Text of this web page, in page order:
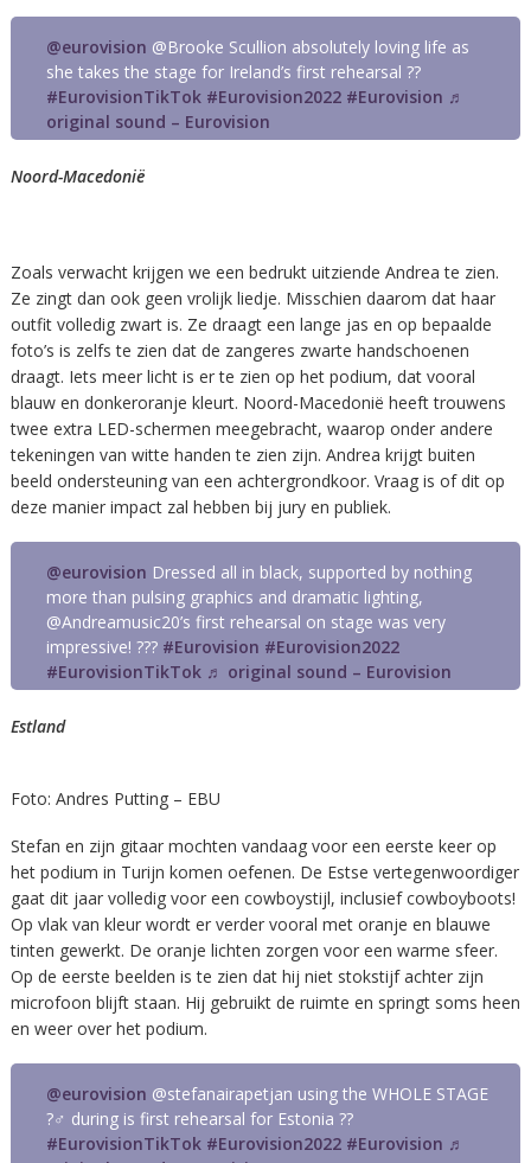
@eurovision @Brooke Scullion absolutely loving life as
she takes the stage for Ireland’s first rehearsal ??
#EurovisionTikTok #Eurovision2022 #Eurovision ♬
original sound – Eurovision
Noord-Macedonië
Zoals verwacht krijgen we een bedrukt uitziende Andrea te zien.
Ze zingt dan ook geen vrolijk liedje. Misschien daarom dat haar
outfit volledig zwart is. Ze draagt een lange jas en op bepaalde
foto’s is zelfs te zien dat de zangeres zwarte handschoenen
draagt. Iets meer licht is er te zien op het podium, dat vooral
blauw en donkeroranje kleurt. Noord-Macedonië heeft trouwens
twee extra LED-schermen meegebracht, waarop onder andere
tekeningen van witte handen te zien zijn. Andrea krijgt buiten
beeld ondersteuning van een achtergrondkoor. Vraag is of dit op
deze manier impact zal hebben bij jury en publiek.
@eurovision Dressed all in black, supported by nothing
more than pulsing graphics and dramatic lighting,
@Andreamusic20’s first rehearsal on stage was very
impressive! ??? #Eurovision #Eurovision2022
#EurovisionTikTok ♬ original sound – Eurovision
Estland
Foto: Andres Putting – EBU
Stefan en zijn gitaar mochten vandaag voor een eerste keer op
het podium in Turijn komen oefenen. De Estse vertegenwoordiger
gaat dit jaar volledig voor een cowboystijl, inclusief cowboyboots!
Op vlak van kleur wordt er verder vooral met oranje en blauwe
tinten gewerkt. De oranje lichten zorgen voor een warme sfeer.
Op de eerste beelden is te zien dat hij niet stokstijf achter zijn
microfoon blijft staan. Hij gebruikt de ruimte en springt soms heen
en weer over het podium.
@eurovision @stefanairapetjan using the WHOLE STAGE
?‍♂️ during is first rehearsal for Estonia ??
#EurovisionTikTok #Eurovision2022 #Eurovision ♬